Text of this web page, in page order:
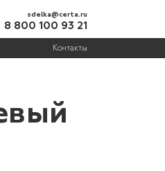
sdelka@certa.ru
8 800 100 93 21
Контакты